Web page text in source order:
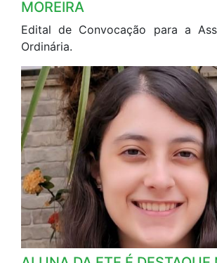
FUNDAÇÃO DONA MINDOCA
MOREIRA
Edital de Convocação para a
Ordinária.